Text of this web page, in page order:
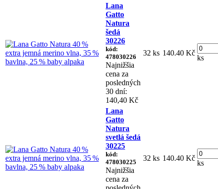
Lana
Gatto
Natura
šedá
30226
kód:
478030226
Najnižšia
cena za
posledných
30 dní:
140,40 Kč
32 ks 140.40 Kč
ks
Lana
Gatto
Natura
svetlá šedá
30225
kód:
478030225
Najnižšia
cena za
32 ks 140.40 Kč
ks